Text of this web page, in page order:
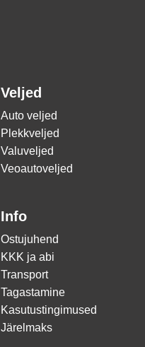
Veljed
Auto veljed
Plekkveljed
Valuveljed
Veoautoveljed
Info
Ostujuhend
KKK ja abi
Transport
Tagastamine
Kasutustingimused
Järelmaks